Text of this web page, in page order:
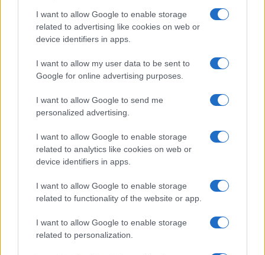
I want to allow Google to enable storage
related to advertising like cookies on web or
device identifiers in apps.
I want to allow my user data to be sent to
Google for online advertising purposes.
I want to allow Google to send me
personalized advertising.
I want to allow Google to enable storage
related to analytics like cookies on web or
device identifiers in apps.
I want to allow Google to enable storage
related to functionality of the website or app.
I want to allow Google to enable storage
related to personalization.
Frasi dei film
Frasi film più lette
Incipit dei film
Film più cercati
Frasi sul cinema
SERVIZI
Mappa del sito
Cookie Policy
Frasi suddivise per tema
Indice degli autori